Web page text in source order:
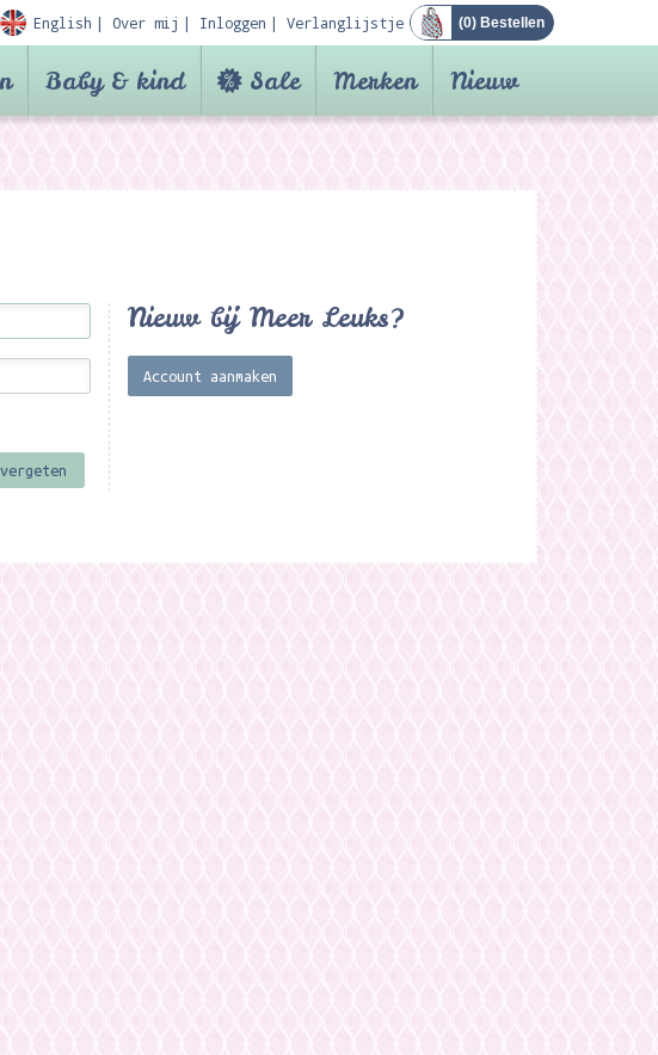
English Over mij Inloggen Verlanglijstje (0) Bestellen
Baby & kind Sale Merken Nieuw
Nieuw bij Meer Leuks?
Account aanmaken